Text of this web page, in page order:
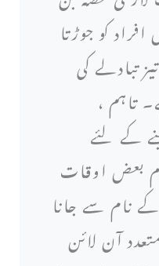
کو جوڑتا
تبادلے کی
تاہم ،
کے لئے
بعض اوقات
نام سے جانا
آن لائن